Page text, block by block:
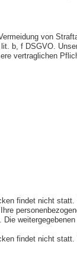
von
b, f DSGVO.
vertraglichen
findet nicht
findet nicht statt.